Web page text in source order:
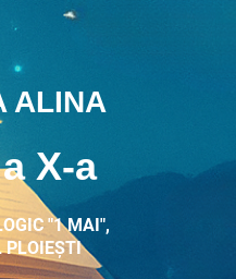
ALINA
X-a
"1 MAI",
PLOIEȘTI